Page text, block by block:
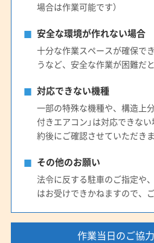
場合は作業可能です）
安全な環境が作れない場合
十分な作業スペースが確保で
うなど、安全な作業が困難だ
対応できない機種
一部の特殊な機種や、構造上
付きエアコン」は対応できな
約後にご確認させていただきま
その他のお願い
法令に反する駐車のご指定や
はお受けできかねますので、
作業当日のご協